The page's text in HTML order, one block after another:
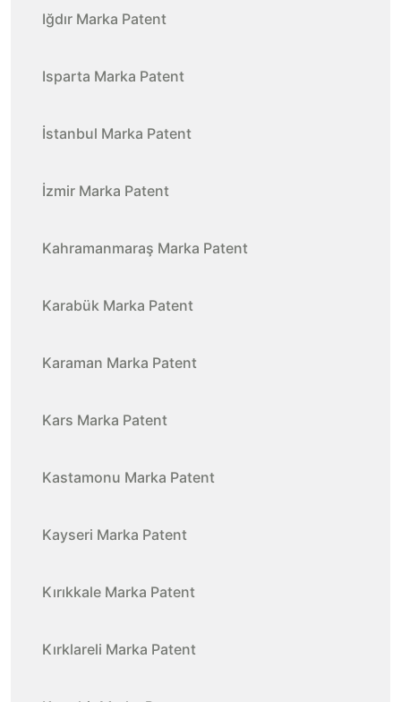
Iğdır Marka Patent
Isparta Marka Patent
İstanbul Marka Patent
İzmir Marka Patent
Kahramanmaraş Marka Patent
Karabük Marka Patent
Karaman Marka Patent
Kars Marka Patent
Kastamonu Marka Patent
Kayseri Marka Patent
Kırıkkale Marka Patent
Kırklareli Marka Patent